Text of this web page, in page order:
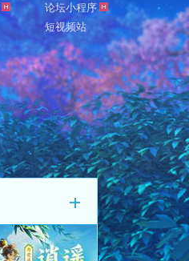
论坛小程序
短视频站